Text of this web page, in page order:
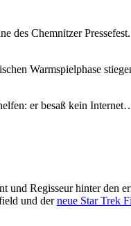
des Chemnitzer
Warmspielphase
er besaß kein
Regisseur hinter den
und derneue Star Trek